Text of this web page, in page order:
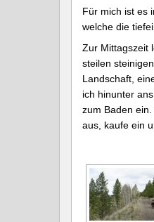
Für mich ist es
welche die
Zur Mittagszeit
steilen
Landschaft,
ich hinunter
zum Baden
aus, kaufe ein